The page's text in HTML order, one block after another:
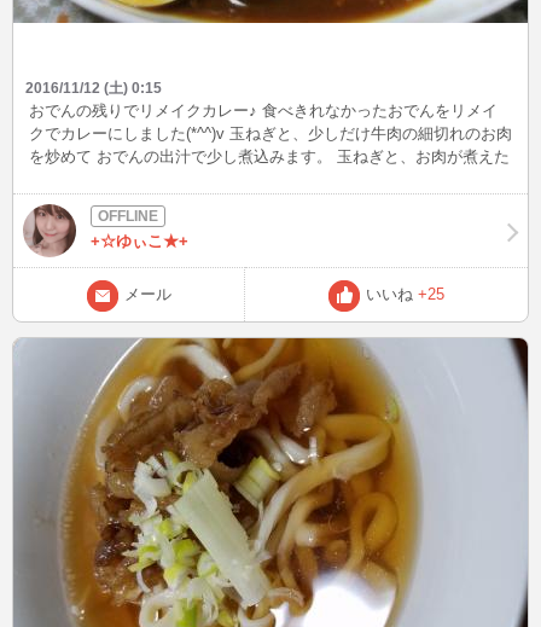
2016/11/12 (土) 0:15
おでんの残りでリメイクカレー♪ 食べきれなかったおでんをリメイ
クでカレーにしました(*^^)v 玉ねぎと、少しだけ牛肉の細切れのお肉
を炒めて おでんの出汁で少し煮込みます。 玉ねぎと、お肉が煮えた
レー美味しいです♪いつもは中辛で作るのですが、 出汁の旨味でま
ろやかになるので、リメイクカレーの時は辛口で作ります。 そし
て・・・今回も福神漬けを買い忘れちゃいました・・・ 福神漬け大
好きなのに・・・残念(T_T)
+☆ゆぃこ★+
メール いいね +25